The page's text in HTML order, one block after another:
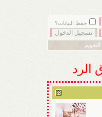
حفظ البيانات؟
التقويم
الرد